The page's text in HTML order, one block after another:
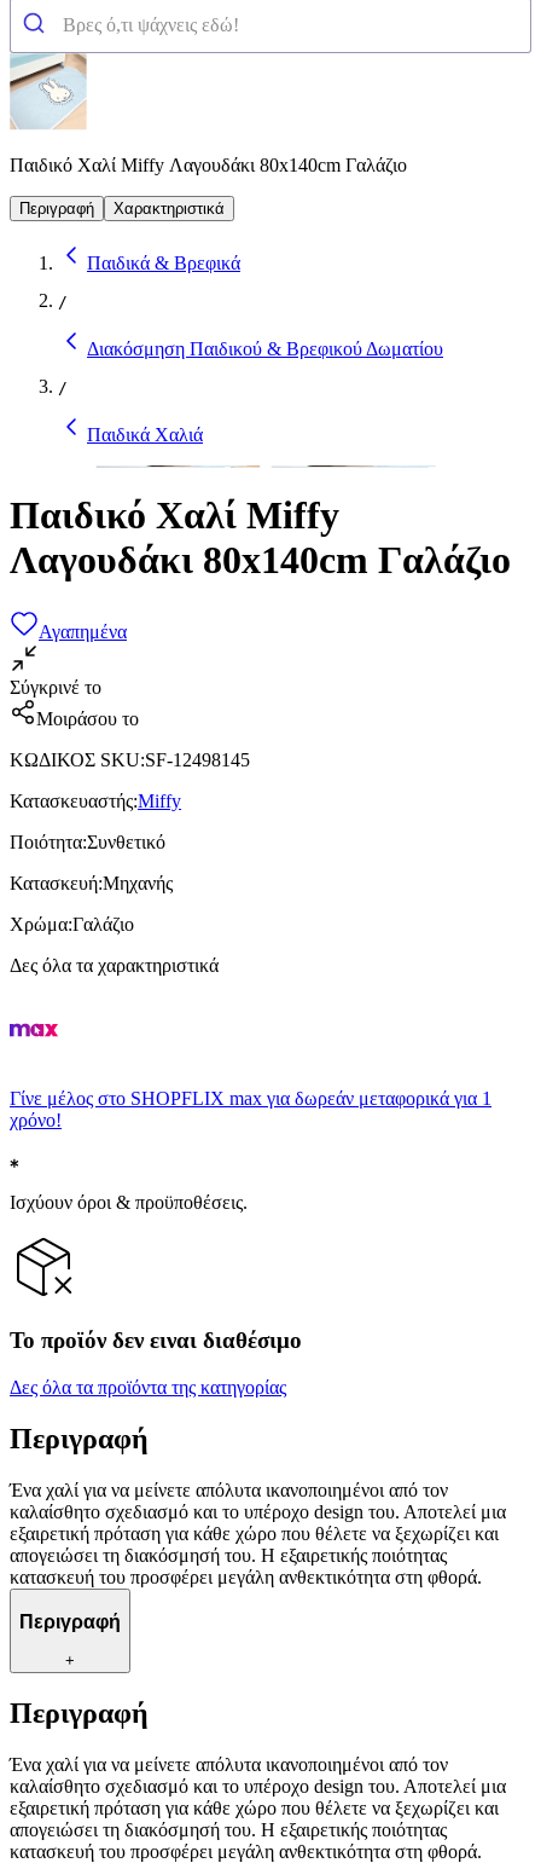
Παιδικό Χαλί Miffy Λαγουδάκι 80x140cm Γαλάζιο
Περιγραφή Χαρακτηριστικά
Παιδικά & Βρεφικά
/
Διακόσμηση Παιδικού & Βρεφικού Δωματίου
/
Παιδικά Χαλιά
Παιδικό Χαλί Miffy
Λαγουδάκι 80x140cm Γαλάζιο
Αγαπημένα
Σύγκρινέ το
Μοιράσου το
ΚΩΔΙΚΟΣ SKU:SF-12498145
Κατασκευαστής:Miffy
Ποιότητα:Συνθετικό
Κατασκευή:Μηχανής
Χρώμα:Γαλάζιο
Δες όλα τα χαρακτηριστικά
Γίνε μέλος στο SHOPFLIX max για δωρεάν μεταφορικά για 1
χρόνο!
Ισχύουν όροι & προϋποθέσεις.
Το προϊόν δεν ειναι διαθέσιμο
Δες όλα τα προϊόντα της κατηγορίας
Περιγραφή
Ένα χαλί για να μείνετε απόλυτα ικανοποιημένοι από τον
καλαίσθητο σχεδιασμό και το υπέροχο design του. Αποτελεί μια
εξαιρετική πρόταση για κάθε χώρο που θέλετε να ξεχωρίζει και
απογειώσει τη διακόσμησή του. Η εξαιρετικής ποιότητας
κατασκευή του προσφέρει μεγάλη ανθεκτικότητα στη φθορά.
Περιγραφή
+
Περιγραφή
Ένα χαλί για να μείνετε απόλυτα ικανοποιημένοι από τον
καλαίσθητο σχεδιασμό και το υπέροχο design του. Αποτελεί μια
εξαιρετική πρόταση για κάθε χώρο που θέλετε να ξεχωρίζει και
απογειώσει τη διακόσμησή του. Η εξαιρετικής ποιότητας
κατασκευή του προσφέρει μεγάλη ανθεκτικότητα στη φθορά.